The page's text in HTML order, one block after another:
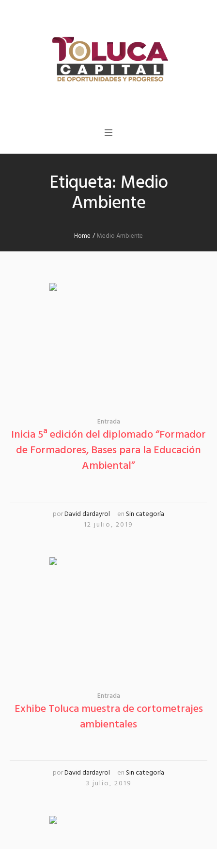
Etiqueta: Medio
Ambiente
Home /Medio Ambiente
Entrada
Inicia 5ª edición del diplomado “Formador
de Formadores, Bases para la Educación
Ambiental”
porDavid dardayrol en Sin categoría
12 julio, 2019
Entrada
Exhibe Toluca muestra de cortometrajes
ambientales
porDavid dardayrol en Sin categoría
3 julio, 2019